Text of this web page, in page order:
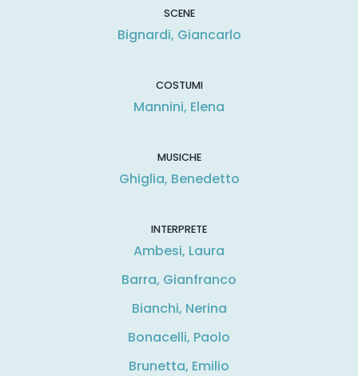
SCENE
Bignardi, Giancarlo
COSTUMI
Mannini, Elena
MUSICHE
Ghiglia, Benedetto
INTERPRETE
Ambesi, Laura
Barra, Gianfranco
Bianchi, Nerina
Bonacelli, Paolo
Brunetta, Emilio